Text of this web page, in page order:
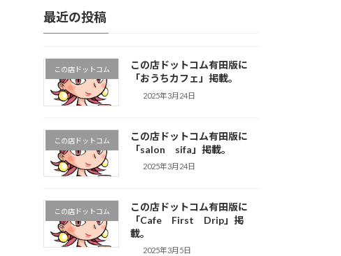
最近の投稿
この店ドットコム
この店ドットコム有田版に
「おうちカフェ」掲載。
2025年3月24日
この店ドットコム
この店ドットコム有田版に
「salon sifa」掲載。
2025年3月24日
この店ドットコム
この店ドットコム有田版に
「Cafe First Drip」掲
載。
2025年3月5日